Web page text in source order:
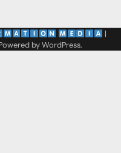
|
byWordPress.